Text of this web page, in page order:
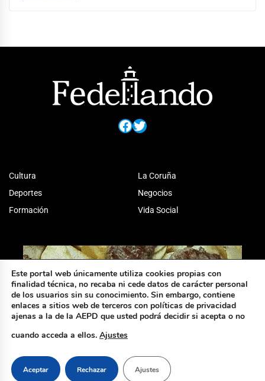
Facebook
Twitter
Cultura
Deportes
Formación
La Coruña
Negocios
Vida Social
Este portal web únicamente utiliza cookies propias con
finalidad técnica, no recaba ni cede datos de carácter personal
de los usuarios sin su conocimiento. Sin embargo, contiene
enlaces a sitios web de terceros con políticas de privacidad
ajenas a la de la AEPD que usted podrá decidir si acepta o no
cuando acceda a ellos. Ajustes
Aceptar Rechazar Ajustes